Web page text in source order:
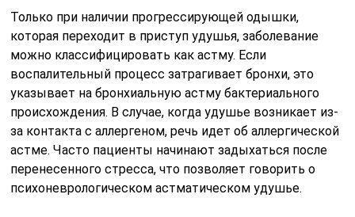
Только при наличии прогрессирующей одышки,
которая переходит в приступ удушья, заболевание
можно классифицировать как астму. Если
воспалительный процесс затрагивает бронхи, это
указывает на бронхиальную астму бактериального
происхождения. В случае, когда удушье возникает из-
за контакта с аллергеном, речь идет об аллергической
астме. Часто пациенты начинают задыхаться после
перенесенного стресса, что позволяет говорить о
психоневрологическом астматическом удушье.